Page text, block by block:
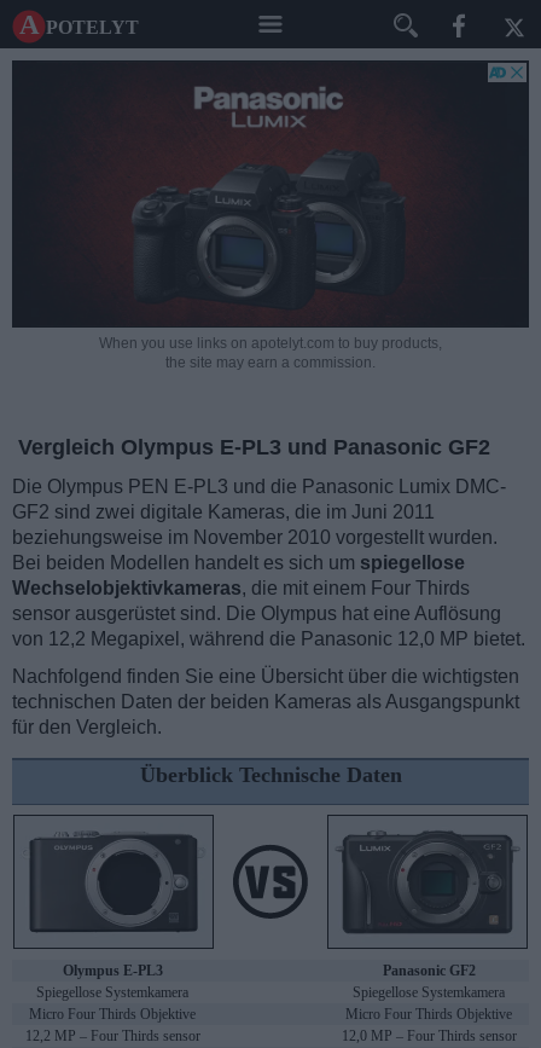
A potelyt
When you use links on apotelyt.com to buy products,
the site may earn a commission.
Vergleich Olympus E-PL3 und Panasonic GF2
Die Olympus PEN E-PL3 und die Panasonic Lumix DMC-
GF2 sind zwei digitale Kameras, die im Juni 2011
beziehungsweise im November 2010 vorgestellt wurden.
Bei beiden Modellen handelt es sich um spiegellose
Wechselobjektivkameras, die mit einem Four Thirds
sensor ausgerüstet sind. Die Olympus hat eine Auflösung
von 12,2 Megapixel, während die Panasonic 12,0 MP bietet.
Nachfolgend finden Sie eine Übersicht über die wichtigsten
technischen Daten der beiden Kameras als Ausgangspunkt
für den Vergleich.
Überblick Technische Daten
Olympus E-PL3
Panasonic GF2
Spiegellose Systemkamera
Spiegellose Systemkamera
Micro Four Thirds Objektive
Micro Four Thirds Objektive
12,2 MP – Four Thirds sensor
12,0 MP – Four Thirds sensor